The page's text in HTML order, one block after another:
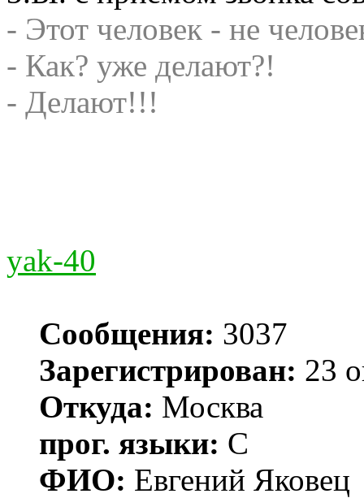
- Этот человек - не
- Как? уже делают?!
- Делают!!!
yak-40
Сообщения: 3037
Зарегистрирован: 23
Откуда: Москва
прог. языки: С
ФИО: Евгений Яковец